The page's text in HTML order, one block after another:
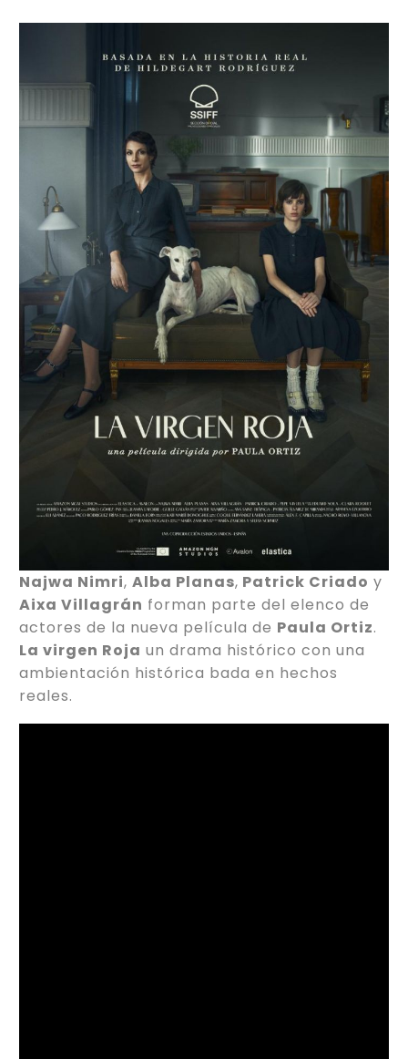
Najwa Nimri, Alba Planas, Patrick Criado y
Aixa Villagrán forman parte del elenco de
actores de la nueva película de Paula Ortiz.
La virgen Roja un drama histórico con una
ambientación histórica bada en hechos
reales.